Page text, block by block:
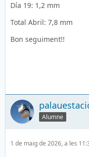
Día 19: 1,2 mm
Total Abril: 7,8 mm
Bon seguiment!!
Alumne
1 de maig de 2026, a les